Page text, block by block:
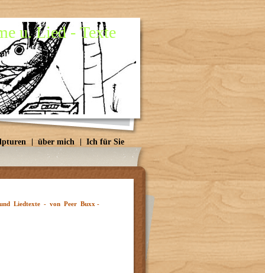
u. Lied - Texte
über mich Ich für Sie
Liedtexte - von Peer Buxx -